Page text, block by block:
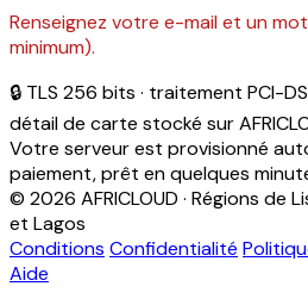
Renseignez votre e-mail et un
minimum).
🔒 TLS 256 bits · traitement PCI-
détail de carte stocké sur
Votre serveur est provisionné
paiement, prêt en quelques
© 2026 AFRICLOUD · Régions de
et Lagos
Conditions Confidentialité
Aide